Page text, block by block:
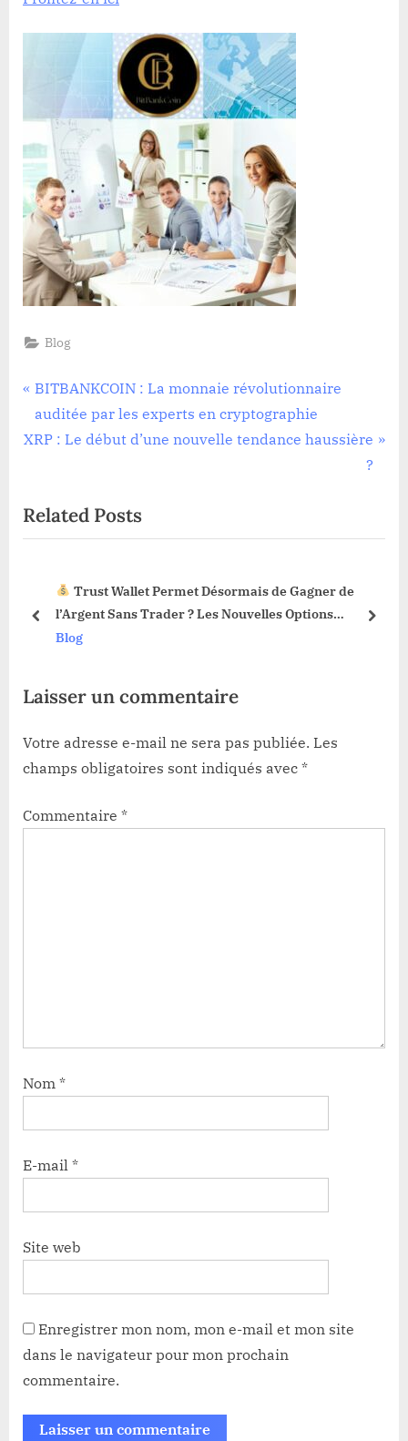
Blog
Navigation
de
P
r
e
o
u
o
:
BITBANKCOIN : La monnaie révolutionnaire
auditée par les experts en cryptographie
N
t
P
XRP : Le début d’une nouvelle tendance haussière
?
Related Posts
Trust Wallet Permet Désormais de Gagner de
l’Argent Sans Trader ? Les Nouvelles Options
Dévoilées !
Blog
prev next
Laisser un commentaire
Votre adresse e-mail ne sera pas publiée. Les
champs obligatoires sont indiqués avec *
Commentaire *
Nom *
E-mail *
Site web
Enregistrer mon nom, mon e-mail et mon site
dans le navigateur pour mon prochain
commentaire.